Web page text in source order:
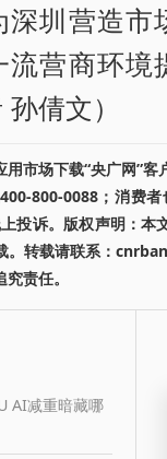
深圳营造市
营商环境
倩文）
市场下载“央广网”客
800-0088；消费
投诉。版权声明：本
。转载请联系：
责任。
AI减重暗藏哪